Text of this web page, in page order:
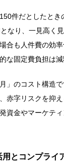
件だとしたとき
なり、一見高く
合も人件費の効
な固定費負担は減
」のコスト構造
赤字リスクを抑
資金やマーケテ
用とコンプライ